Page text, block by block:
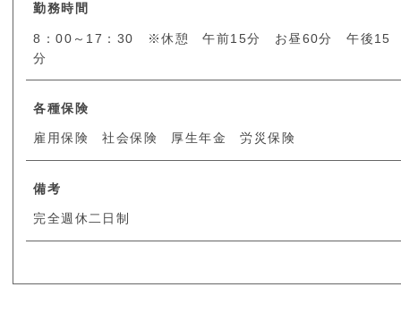
勤務時間
8：00～17：30 ※休憩 午前15分 お昼60分 午後15
分
各種保険
雇用保険 社会保険 厚生年金 労災保険
備考
完全週休二日制